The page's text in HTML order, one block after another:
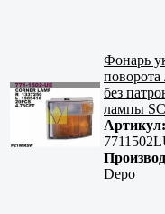
Фонарь
без
лампы
Артикул:
Depo